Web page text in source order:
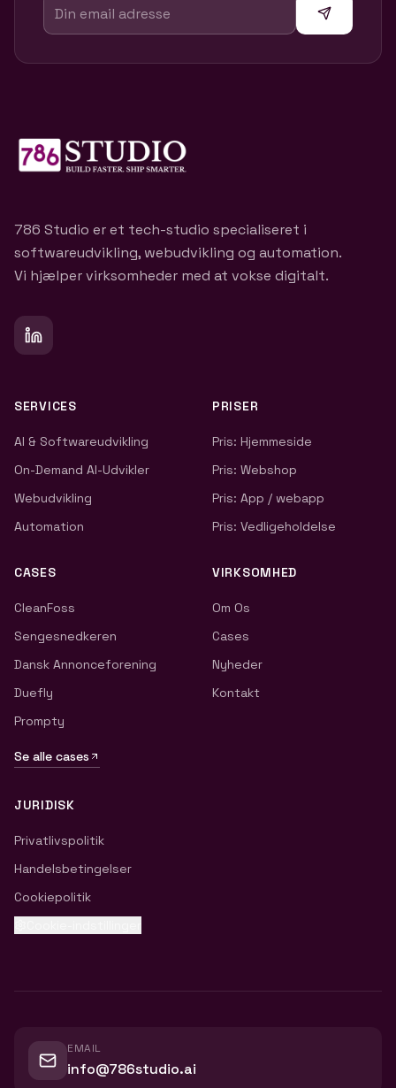
786 Studio er et tech-studio specialiseret i
softwareudvikling, webudvikling og automation.
Vi hjælper virksomheder med at vokse digitalt.
SERVICES
AI & Softwareudvikling
On-Demand AI-Udvikler
Webudvikling
Automation
PRISER
Pris: Hjemmeside
Pris: Webshop
Pris: App / webapp
Pris: Vedligeholdelse
CASES
CleanFoss
Sengesnedkeren
Dansk Annonceforening
Duefly
Prompty
Se alle cases
VIRKSOMHED
Om Os
Cases
Nyheder
Kontakt
JURIDISK
Privatlivspolitik
Handelsbetingelser
Cookiepolitik
EMAIL
info@786studio.ai